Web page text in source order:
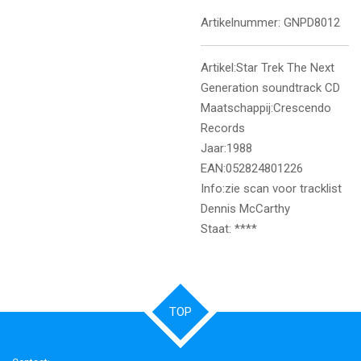
Artikelnummer: GNPD8012
Artikel:Star Trek The Next
Generation soundtrack CD
Maatschappij:Crescendo
Records
Jaar:1988
EAN:052824801226
Info:zie scan voor tracklist
Dennis McCarthy
Staat: ****
TOP